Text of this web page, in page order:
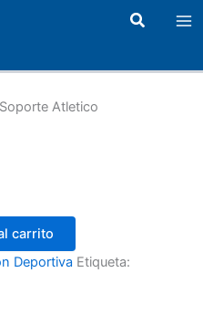
Buscar
Atletico
carrito
Deportiva Etiqueta: